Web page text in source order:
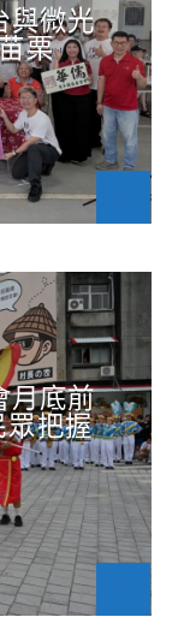
與微光
栗
月底前
眾把握